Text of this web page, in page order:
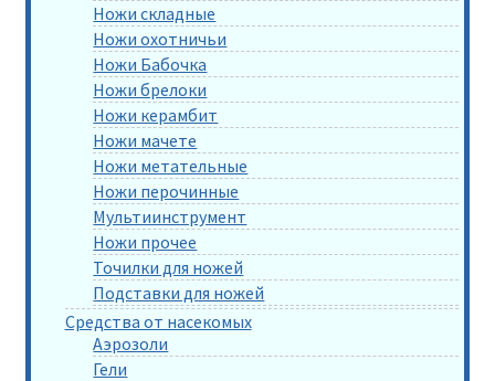
Ножи складные
Ножи охотничьи
Ножи Бабочка
Ножи брелоки
Ножи керамбит
Ножи мачете
Ножи метательные
Ножи перочинные
Мультиинструмент
Ножи прочее
Точилки для ножей
Подставки для ножей
Средства от насекомых
Аэрозоли
Гели